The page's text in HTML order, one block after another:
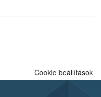
Cookie beállítások